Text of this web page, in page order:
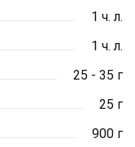
1 ч. л.
1 ч. л.
25 - 35 г
25 г
900 г